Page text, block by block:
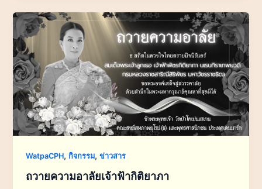
WatpaCPH,กิจกรรม,ข่าวสาร
ถวายความอาลัยเจ้าฟ้ากิติยาภา